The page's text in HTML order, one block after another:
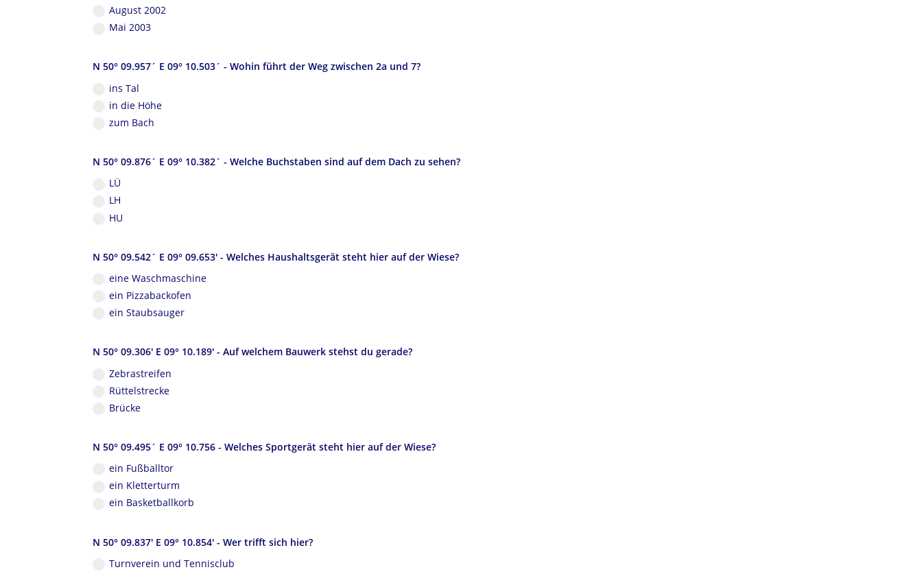
August 2002
Mai 2003
N 50° 09.957´ E 09° 10.503´ - Wohin führt der Weg zwischen 2a und 7?
ins Tal
in die Höhe
zum Bach
N 50° 09.876´ E 09° 10.382´ - Welche Buchstaben sind auf dem Dach zu sehen?
LÜ
LH
HU
N 50° 09.542´ E 09° 09.653' - Welches Haushaltsgerät steht hier auf der Wiese?
eine Waschmaschine
ein Pizzabackofen
ein Staubsauger
N 50° 09.306' E 09° 10.189' - Auf welchem Bauwerk stehst du gerade?
Zebrastreifen
Rüttelstrecke
Brücke
N 50° 09.495´ E 09° 10.756 - Welches Sportgerät steht hier auf der Wiese?
ein Fußballtor
ein Kletterturm
ein Basketballkorb
N 50° 09.837' E 09° 10.854' - Wer trifft sich hier?
Turnverein und Tennisclub